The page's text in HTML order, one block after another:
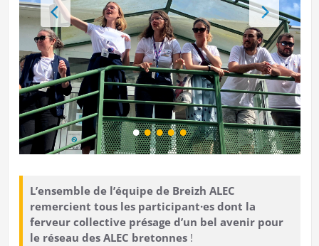
L’ensemble de l’équipe de Breizh ALEC
remercient tous les participant·es dont la
ferveur collective présage d’un bel avenir pour
le réseau des ALEC bretonnes!